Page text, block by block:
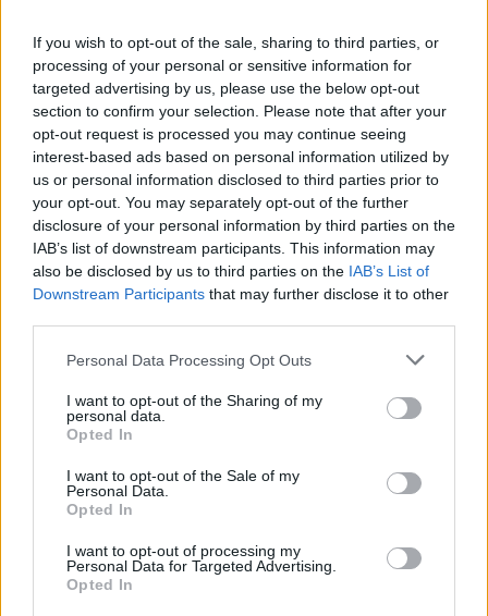
If you wish to opt-out of the sale, sharing to third parties, or
processing of your personal or sensitive information for
targeted advertising by us, please use the below opt-out
section to confirm your selection. Please note that after your
opt-out request is processed you may continue seeing
interest-based ads based on personal information utilized by
us or personal information disclosed to third parties prior to
your opt-out. You may separately opt-out of the further
disclosure of your personal information by third parties on the
IAB’s list of downstream participants. This information may
also be disclosed by us to third parties on the IAB’s List of
Downstream Participants that may further disclose it to other
Personal Data Processing Opt Outs
I want to opt-out of the Sharing of my
personal data.
Opted In
I want to opt-out of the Sale of my
Personal Data.
Opted In
I want to opt-out of processing my
Personal Data for Targeted Advertising.
Opted In
Vaidas Baumila: „Aš
nebijau santykių
nuobodumo"
(3)
Mirė filmų „Pano
labirintas“ ir „Maras“
žvaigždė
Žmonės
Živilė Pinskuvienė įsileido
kaip ankstų rytą lepina
vyrą Joną
Žmonės
Ruslanas Kirilkinas
Šventojoje dingo mylimas
augintinis: „Tikiu, kad
prašys išpirkos“